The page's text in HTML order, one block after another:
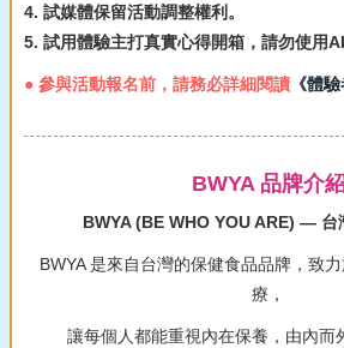
4. 試媒體保留活動調整權利。
5. 試用體驗主打真實心得開箱，請勿使用AI
● 參與活動報名前，請務必詳細閱讀 《體
BWYA 品牌介
BWYA (BE WHO YOU ARE) — 台
BWYA 是來自台灣的保健食品品牌，致
療，
讓每個人都能重視內在保養，由內而